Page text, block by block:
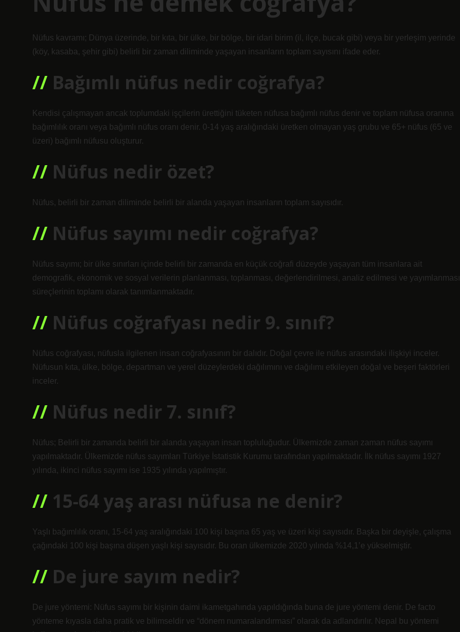
Nüfus kavramı; Dünya üzerinde, bir kıta, bir ülke, bir bölge, bir idari birim (il, ilçe, bucak gibi) veya bir yerleşim yerinde
(köy, kasaba, şehir gibi) belirli bir zaman diliminde yaşayan insanların toplam sayısını ifade eder.
Bağımlı nüfus nedir coğrafya?
Kendisi çalışmayan ancak toplumdaki işçilerin ürettiğini tüketen nüfusa bağımlı nüfus denir ve toplam nüfusa oranına
bağımlılık oranı veya bağımlı nüfus oranı denir. 0-14 yaş aralığındaki üretken olmayan yaş grubu ve 65+ nüfus (65 ve
üzeri) bağımlı nüfusu oluşturur.
Nüfus nedir özet?
Nüfus, belirli bir zaman diliminde belirli bir alanda yaşayan insanların toplam sayısıdır.
Nüfus sayımı nedir coğrafya?
Nüfus sayımı; bir ülke sınırları içinde belirli bir zamanda en küçük coğrafi düzeyde yaşayan tüm insanlara ait
demografik, ekonomik ve sosyal verilerin planlanması, toplanması, değerlendirilmesi, analiz edilmesi ve yayımlanması
süreçlerinin toplamı olarak tanımlanmaktadır.
Nüfus coğrafyası nedir 9. sınıf?
Nüfus coğrafyası, nüfusla ilgilenen insan coğrafyasının bir dalıdır. Doğal çevre ile nüfus arasındaki ilişkiyi inceler.
Nüfusun kıta, ülke, bölge, departman ve yerel düzeylerdeki dağılımını ve dağılımı etkileyen doğal ve beşeri faktörleri
inceler.
Nüfus nedir 7. sınıf?
Nüfus; Belirli bir zamanda belirli bir alanda yaşayan insan topluluğudur. Ülkemizde zaman zaman nüfus sayımı
yapılmaktadır. Ülkemizde nüfus sayımları Türkiye İstatistik Kurumu tarafından yapılmaktadır. İlk nüfus sayımı 1927
yılında, ikinci nüfus sayımı ise 1935 yılında yapılmıştır.
15-64 yaş arası nüfusa ne denir?
Yaşlı bağımlılık oranı, 15-64 yaş aralığındaki 100 kişi başına 65 yaş ve üzeri kişi sayısıdır. Başka bir deyişle, çalışma
çağındaki 100 kişi başına düşen yaşlı kişi sayısıdır. Bu oran ülkemizde 2020 yılında %14,1’e yükselmiştir.
De jure sayım nedir?
De jure yöntemi: Nüfus sayımı bir kişinin daimi ikametgahında yapıldığında buna de jure yöntemi denir. De facto
yönteme kıyasla daha pratik ve bilimseldir ve “dönem numaralandırması” olarak da adlandırılır. Nepal bu yöntemi